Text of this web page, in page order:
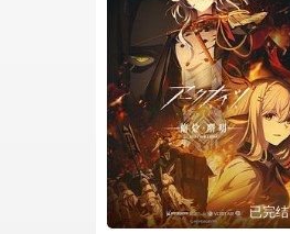
已完结